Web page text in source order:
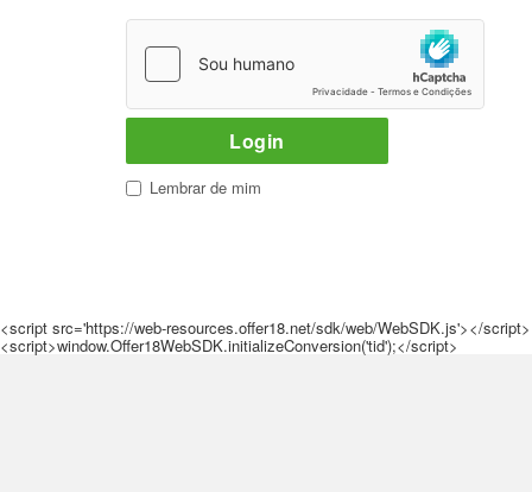
Lembrar de mim
<script src='https://web-resources.offer18.net/sdk/web/WebSDK.js'></script>
<script>window.Offer18WebSDK.initializeConversion('tid');</script>